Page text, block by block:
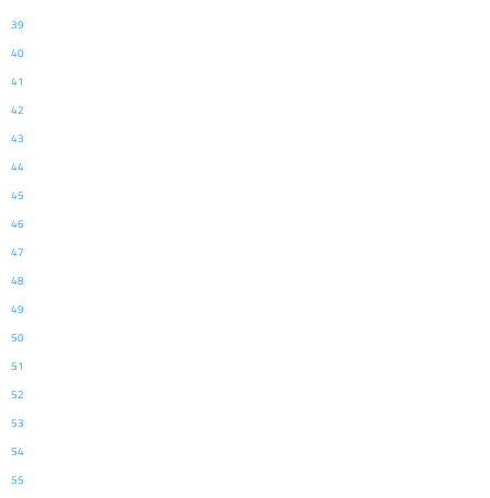
39
40
41
42
43
44
45
46
47
48
49
50
51
52
53
54
55